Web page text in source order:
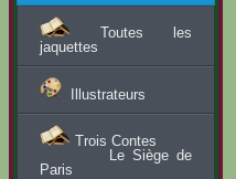
Toutes les
jaquettes
Illustrateurs
Trois Contes
Le Siège de
Paris